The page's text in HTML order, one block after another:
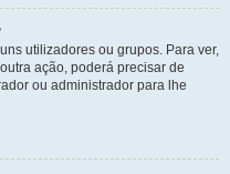
utilizadores ou grupos. Para ver,
ação, poderá precisar de
ou administrador para lhe